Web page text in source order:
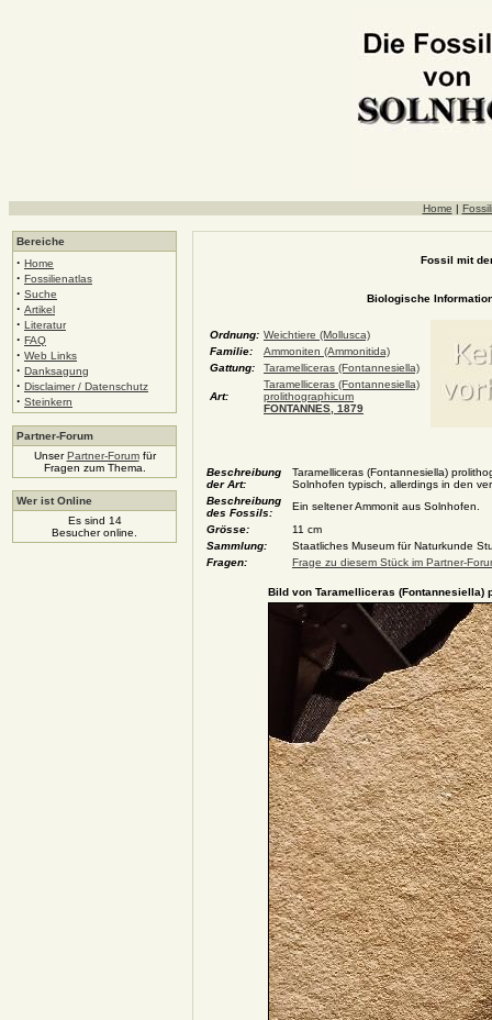
Home |
Bereiche
· Home
· Fossilienatlas
· Suche
· Artikel
· Literatur
· FAQ
· Web Links
· Danksagung
· Disclaimer / Datenschutz
· Steinkern
Partner-Forum
UnserPartner-Forumfür
Fragen zum Thema.
Wer ist Online
Es sind 14
Besucher online.
Fossil mit
Biologische
Ordnung: Weichtiere (Mollusca)
Familie:
Ammoniten (Ammonitida)
Gattung:
Taramelliceras (Fontannesiella)
Art:
Taramelliceras (Fontannesiella)
prolithographicum
FONTANNES, 1879
Beschreibung
der Art:
Taramelliceras (Fontannesiella)
Solnhofen typisch, allerdings in den
Beschreibung
des Fossils:
Ein seltener Ammonit aus Solnhofen.
Grösse:
11 cm
Sammlung:
Staatliches Museum für Naturkunde
Fragen:
Frage zu diesem Stück im Partner-
Bild von Taramelliceras (Fontannesiella)